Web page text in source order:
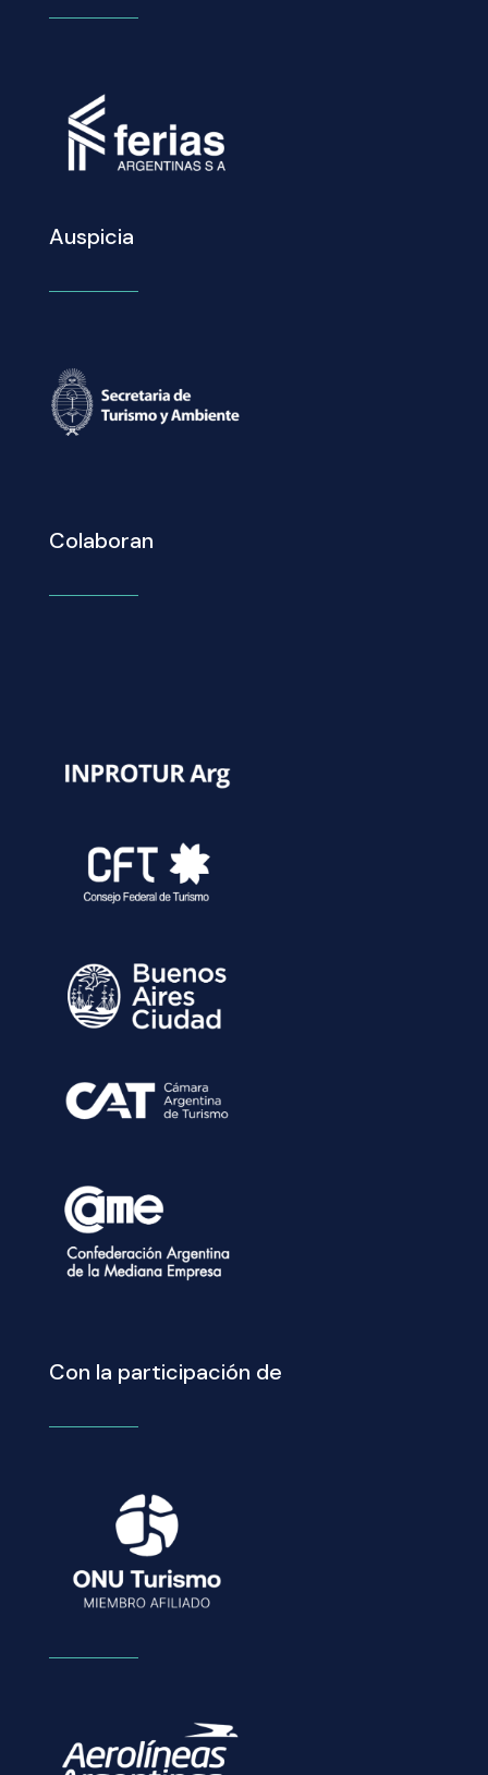
Auspicia
Colaboran
Con la participación de